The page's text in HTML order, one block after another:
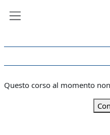
Questo corso al momento